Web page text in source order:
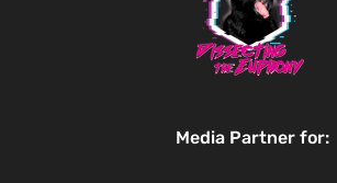
Media Partner for: